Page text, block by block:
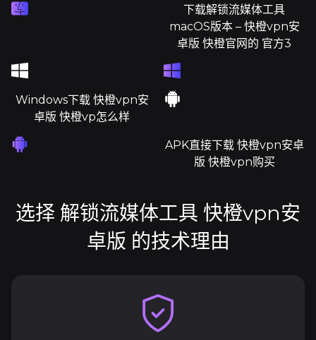
下载解锁流媒体工具
macOS版本 – 快橙vpn安
卓版 快橙官网的 官方3
Windows下载 快橙vpn安
卓版 快橙vp怎么样
APK直接下载 快橙vpn安卓
版 快橙vpn购买
选择 解锁流媒体工具 快橙vpn安
卓版 的技术理由